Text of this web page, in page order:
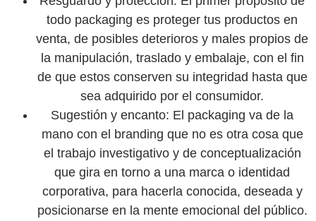
todo packaging es proteger tus productos en
venta, de posibles deterioros y males propios de
la manipulación, traslado y embalaje, con el fin
de que estos conserven su integridad hasta que
sea adquirido por el consumidor.
Sugestión y encanto: El packaging va de la
mano con el branding que no es otra cosa que
el trabajo investigativo y de conceptualización
que gira en torno a una marca o identidad
corporativa, para hacerla conocida, deseada y
posicionarse en la mente emocional del público.